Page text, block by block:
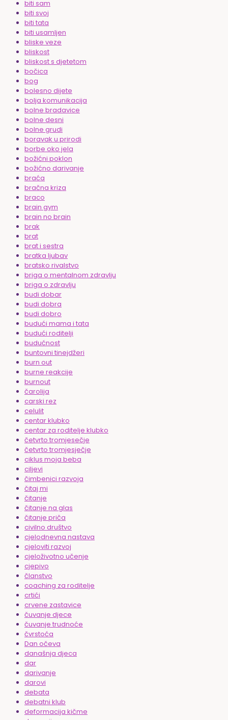
biti sam
biti svoj
biti tata
biti usamljen
bliske veze
bliskost
bliskost s djetetom
bočica
bog
bolesno dijete
bolja komunikacija
bolne bradavice
bolne desni
bolne grudi
boravak u prirodi
borbe oko jela
božićni poklon
božićno darivanje
braća
bračna kriza
braco
brain gym
brain no brain
brak
brat
brat i sestra
bratka ljubav
bratsko rivalstvo
briga o mentalnom zdravlju
briga o zdravlju
budi dobar
budi dobra
budi dobro
budući mama i tata
budući roditelji
budućnost
buntovni tinejdžeri
burn out
burne reakcije
burnout
čarolija
carski rez
celulit
centar klubko
centar za roditelje klubko
četvrto tromjesečje
četvrto tromjesječje
ciklus moja beba
ciljevi
čimbenici razvoja
čitaj mi
čitanje
čitanje na glas
čitanje priča
civilno društvo
cjelodnevna nastava
cjeloviti razvoj
cjeloživotno učenje
cjepivo
članstvo
coaching za roditelje
crtići
crvene zastavice
čuvanje djece
čuvanje trudnoće
čvrstoća
Dan očeva
današnja djeca
dar
darivanje
darovi
debata
debatni klub
deformacija kičme